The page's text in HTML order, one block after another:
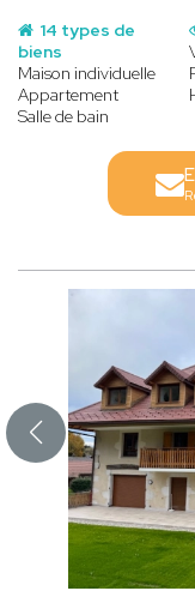
14 types de
biens
Maison individuelle
Appartement
Salle de bain